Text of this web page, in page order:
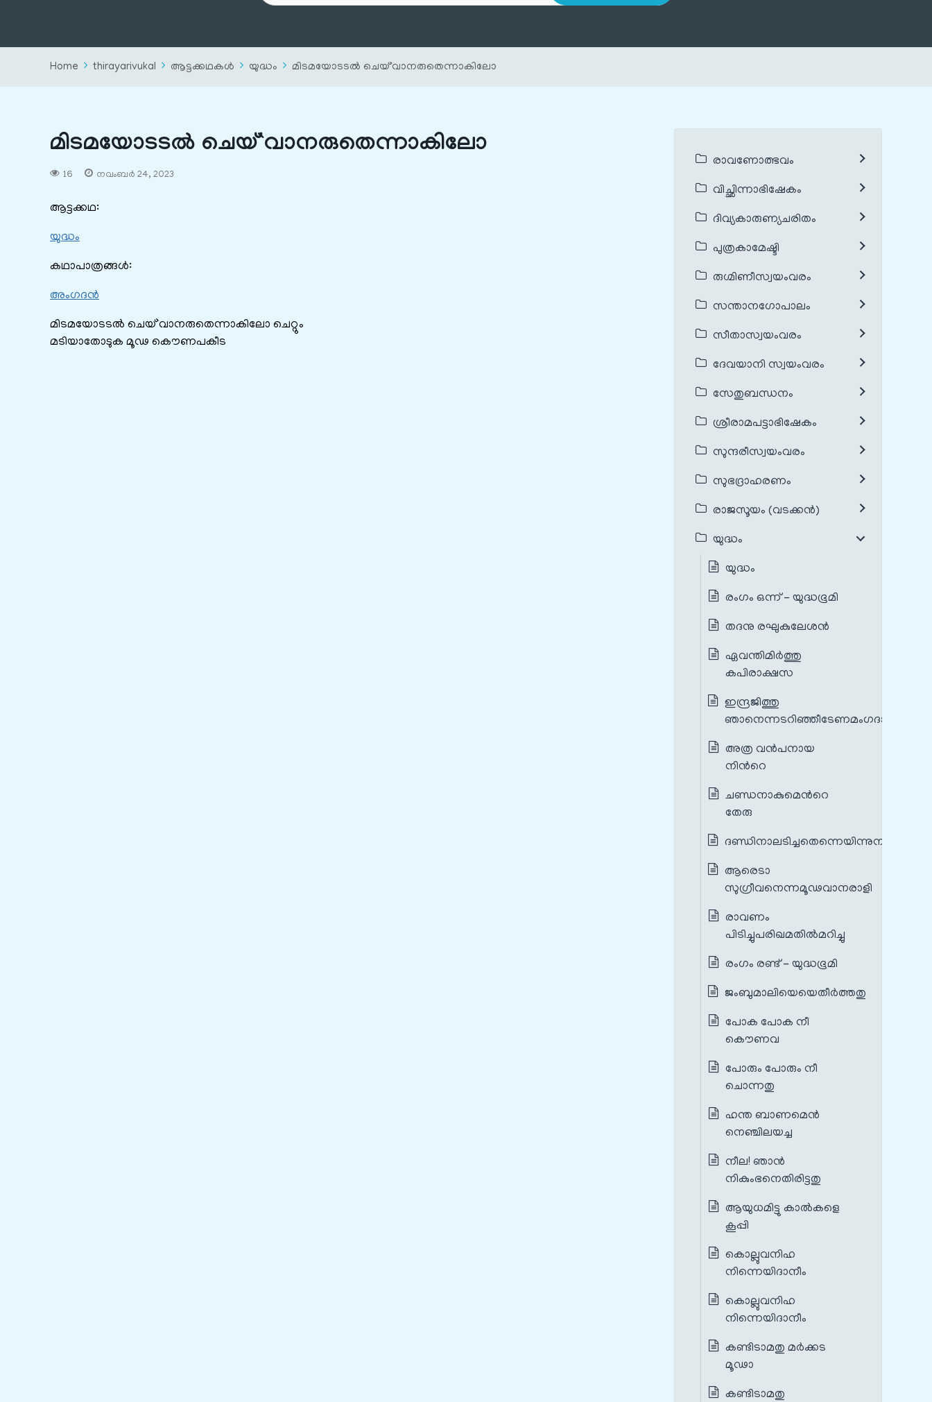
Home thirayarivukal ആട്ടക്കഥകൾ യുദ്ധം മിടമയോടടൽ ചെയ്`വാനരുതെന്നാകിലോ
മിടമയോടടൽ ചെയ്`വാനരുതെന്നാകിലോ
16 നവംബർ 24, 2023
ആട്ടക്കഥ:
യുദ്ധം
കഥാപാത്രങ്ങൾ:
അംഗദൻ
മിടമയോടടൽ ചെയ്`വാനരുതെന്നാകിലോ ചെറ്റും
മടിയാതോടുക മൂഢ കൌണപകീട
രാവണോത്ഭവം
വിച്ഛിന്നാഭിഷേകം
ദിവ്യകാരുണ്യചരിതം
പുത്രകാമേഷ്ടി
രുഗ്മിണീസ്വയംവരം
സന്താനഗോപാലം
സീതാസ്വയംവരം
ദേവയാനി സ്വയംവരം
സേതുബന്ധനം
ശ്രീരാമപട്ടാഭിഷേകം
സുന്ദരീസ്വയംവരം
സുഭദ്രാഹരണം
രാജസൂയം (വടക്കൻ)
യുദ്ധം
യുദ്ധം
രംഗം ഒന്ന് - യുദ്ധഭൂമി
തദനു രഘുകുലേശന്‍
ഏവന്തിമിര്‍ത്തു
കപിരാക്ഷസ
ഇന്ദ്രജിത്തു
ഞാനെന്നടറിഞ്ഞീടേണമംഗദാ
അത്ര വന്‍പനായ
നിന്‍റെ
ചണ്ഡനാകുമെന്‍റെ
തേരു
ദണ്ഡിനാലടിച്ചതെന്നെയിന്നുനീ
ആരെടാ
സുഗ്രീവനെന്നമൂഢവാനരാളി
രാവണം
പിടിച്ചുപരിഖമതില്‍മറിച്ചു
രംഗം രണ്ട് - യുദ്ധഭൂമി
ജംബുമാലിയെയെതീര്‍ത്തതു
പോക പോക നീ
കൌണവ
പോരും പോരും നീ
ചൊന്നതു
ഹന്ത ബാണമെൻ
നെഞ്ചിലയച്ച
നീല! ഞാന്‍
നികുംഭനെതിരിട്ടതു
ആയുധമിട്ടു കാല്‍കളെ
കൂപ്പി
കൊല്ലുവനിഹ
നിന്നെയിദാനീം
കൊല്ലുവനിഹ
നിന്നെയിദാനീം
കണ്ടിടാമതു മര്‍ക്കട
മൂഢാ
കണ്ടിടാമതു